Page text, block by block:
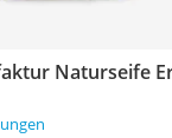
Naturseife